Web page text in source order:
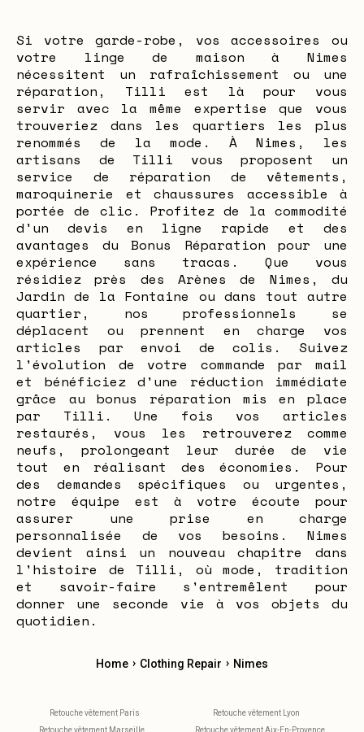
Si votre garde-robe, vos accessoires ou
votre linge de maison à Nimes
nécessitent un rafraîchissement ou une
réparation, Tilli est là pour vous
servir avec la même expertise que vous
trouveriez dans les quartiers les plus
renommés de la mode. À Nimes, les
artisans de Tilli vous proposent un
service de réparation de vêtements,
maroquinerie et chaussures accessible à
portée de clic. Profitez de la commodité
d'un devis en ligne rapide et des
avantages du Bonus Réparation pour une
expérience sans tracas. Que vous
résidiez près des Arènes de Nimes, du
Jardin de la Fontaine ou dans tout autre
quartier, nos professionnels se
déplacent ou prennent en charge vos
articles par envoi de colis. Suivez
l'évolution de votre commande par mail
et bénéficiez d'une réduction immédiate
grâce au bonus réparation mis en place
par Tilli. Une fois vos articles
restaurés, vous les retrouverez comme
neufs, prolongeant leur durée de vie
tout en réalisant des économies. Pour
des demandes spécifiques ou urgentes,
notre équipe est à votre écoute pour
assurer une prise en charge
personnalisée de vos besoins. Nimes
devient ainsi un nouveau chapitre dans
l'histoire de Tilli, où mode, tradition
et savoir-faire s'entremêlent pour
donner une seconde vie à vos objets du
quotidien.
Home › Clothing Repair › Nimes
Retouche vêtement Paris
Retouche vêtement Lyon
Retouche vêtement Marseille
Retouche vêtement Aix-En-Provence